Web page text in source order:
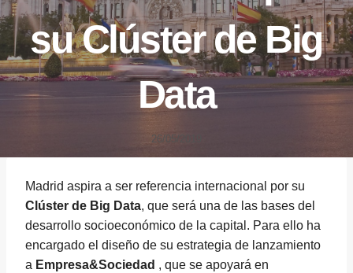
su Clúster de Big
Data
26/05/2019
Madrid aspira a ser referencia internacional por su
Clúster de Big Data, que será una de las bases del
desarrollo socioeconómico de la capital. Para ello ha
encargado el diseño de su estrategia de lanzamiento
a Empresa&Sociedad , que se apoyará en